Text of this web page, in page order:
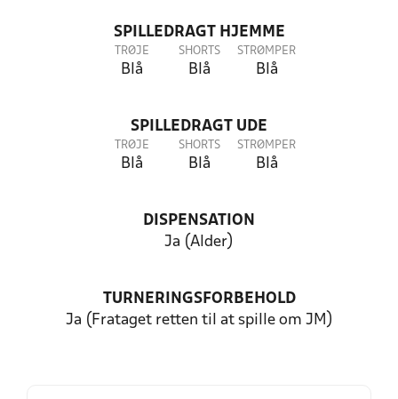
SPILLEDRAGT HJEMME
TRØJE
Blå
SHORTS
Blå
STRØMPER
Blå
SPILLEDRAGT UDE
TRØJE
Blå
SHORTS
Blå
STRØMPER
Blå
DISPENSATION
Ja (Alder)
TURNERINGSFORBEHOLD
Ja (Frataget retten til at spille om JM)